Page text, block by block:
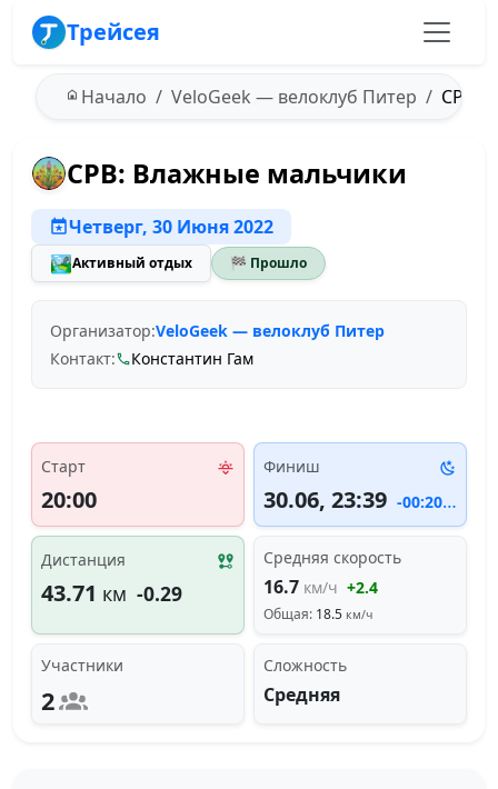
Трейсея
Начало VeloGeek — велоклуб Питер СРВ:
СРВ: Влажные мальчики
Четверг, 30 Июня 2022
🏞️Активный отдых 🏁 Прошло
Организатор:VeloGeek — велоклуб Питер
Контакт:
Константин Гам
Старт
20:00
Финиш
30.06, 23:39 -00:20:01
Дистанция
43.71 км -0.29
Средняя скорость
16.7 км/ч +2.4
Общая: 18.5 км/ч
Участники
2
Сложность
Средняя